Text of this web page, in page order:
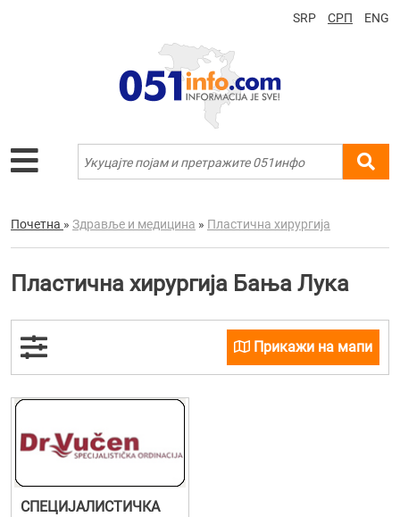
SRP СРП ENG
Почетна » Здравље и медицина » Пластична хирургија
Пластична хирургија Бања Лука
Прикажи на мапи
СПЕЦИЈАЛИСТИЧКА